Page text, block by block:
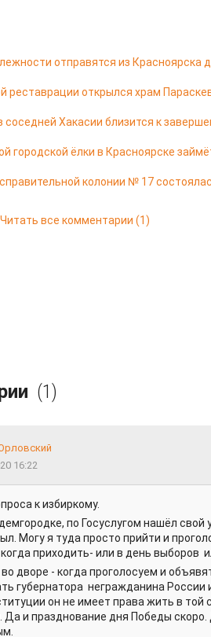
отправятся из Красноярска
реставрации открылся храм
соседней Хакасии близится к
городской ёлки в Красноярске
колонии № 17
Читать все комментарии (1)
(1)
16:22
к избиркому.
по Госуслугом нашёл свой
Могу я туда просто прийти и
приходить- или в день выборов
дворе - когда проголосуем и
губернатора негражданина России
он не имеет права жить в той
Да и празднование дня Победы